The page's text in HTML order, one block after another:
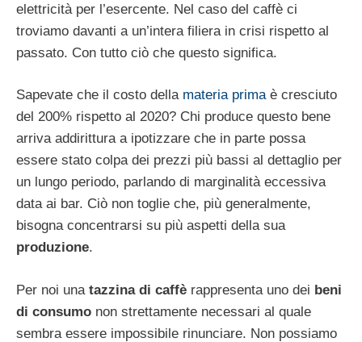
elettricità per l’esercente. Nel caso del caffè ci
troviamo davanti a un’intera filiera in crisi rispetto al
passato. Con tutto ciò che questo significa.
Sapevate che il costo della materia primaè cresciuto
del 200% rispetto al 2020? Chi produce questo bene
arriva addirittura a ipotizzare che in parte possa
essere stato colpa dei prezzi più bassi al dettaglio per
un lungo periodo, parlando di marginalità eccessiva
data ai bar. Ciò non toglie che, più generalmente,
bisogna concentrarsi su più aspetti della sua
produzione.
Per noi una tazzina di caffè rappresenta uno dei beni
di consumo non strettamente necessari al quale
sembra essere impossibile rinunciare. Non possiamo